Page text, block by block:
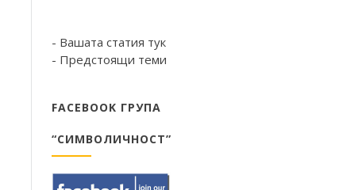
- Вашата статия тук
- Предстоящи теми
FACEBOOK ГРУПА
“СИМВОЛИЧНОСТ”